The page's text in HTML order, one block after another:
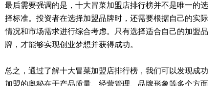
最后需要强调的是，十大冒菜加盟店排行榜并不是唯一的选
择标准。投资者在选择加盟品牌时，还需要根据自己的实际
情况和市场需求进行综合考虑。只有选择适合自己的加盟品
牌，才能够实现创业梦想并获得成功。
总之，通过了解十大冒菜加盟店排行榜，我们可以发现成功
加盟的奥秘在于产品质量、经营管理、品牌形象等多个方面